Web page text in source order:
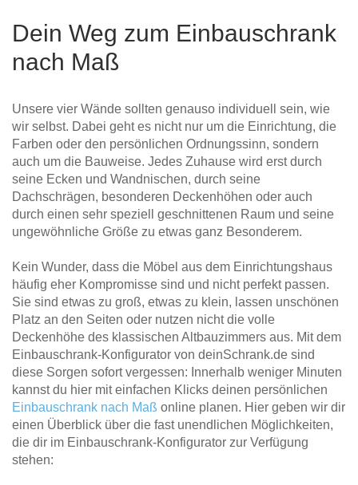
Dein Weg zum Einbauschrank
nach Maß
Unsere vier Wände sollten genauso individuell sein, wie
wir selbst. Dabei geht es nicht nur um die Einrichtung, die
Farben oder den persönlichen Ordnungssinn, sondern
auch um die Bauweise. Jedes Zuhause wird erst durch
seine Ecken und Wandnischen, durch seine
Dachschrägen, besonderen Deckenhöhen oder auch
durch einen sehr speziell geschnittenen Raum und seine
ungewöhnliche Größe zu etwas ganz Besonderem.
Kein Wunder, dass die Möbel aus dem Einrichtungshaus
häufig eher Kompromisse sind und nicht perfekt passen.
Sie sind etwas zu groß, etwas zu klein, lassen unschönen
Platz an den Seiten oder nutzen nicht die volle
Deckenhöhe des klassischen Altbauzimmers aus. Mit dem
Einbauschrank-Konfigurator von deinSchrank.de sind
diese Sorgen sofort vergessen: Innerhalb weniger Minuten
kannst du hier mit einfachen Klicks deinen persönlichen
Einbauschrank nach Maß online planen. Hier geben wir dir
einen Überblick über die fast unendlichen Möglichkeiten,
die dir im Einbauschrank-Konfigurator zur Verfügung
stehen: